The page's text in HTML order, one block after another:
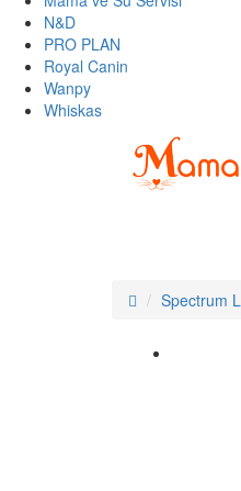
N&D
PRO PLAN
Royal Canin
Wanpy
Whiskas
Spectrum